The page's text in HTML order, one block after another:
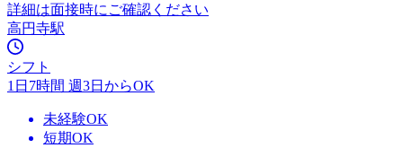
詳細は面接時にご確認ください
高円寺駅
シフト
1日7時間 週3日からOK
未経験OK
短期OK